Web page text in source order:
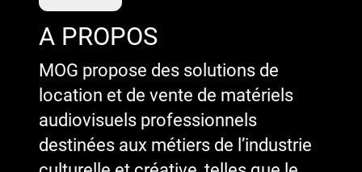
A PROPOS
MOG propose des solutions de
location et de vente de matériels
audiovisuels professionnels
destinées aux métiers de l’industrie